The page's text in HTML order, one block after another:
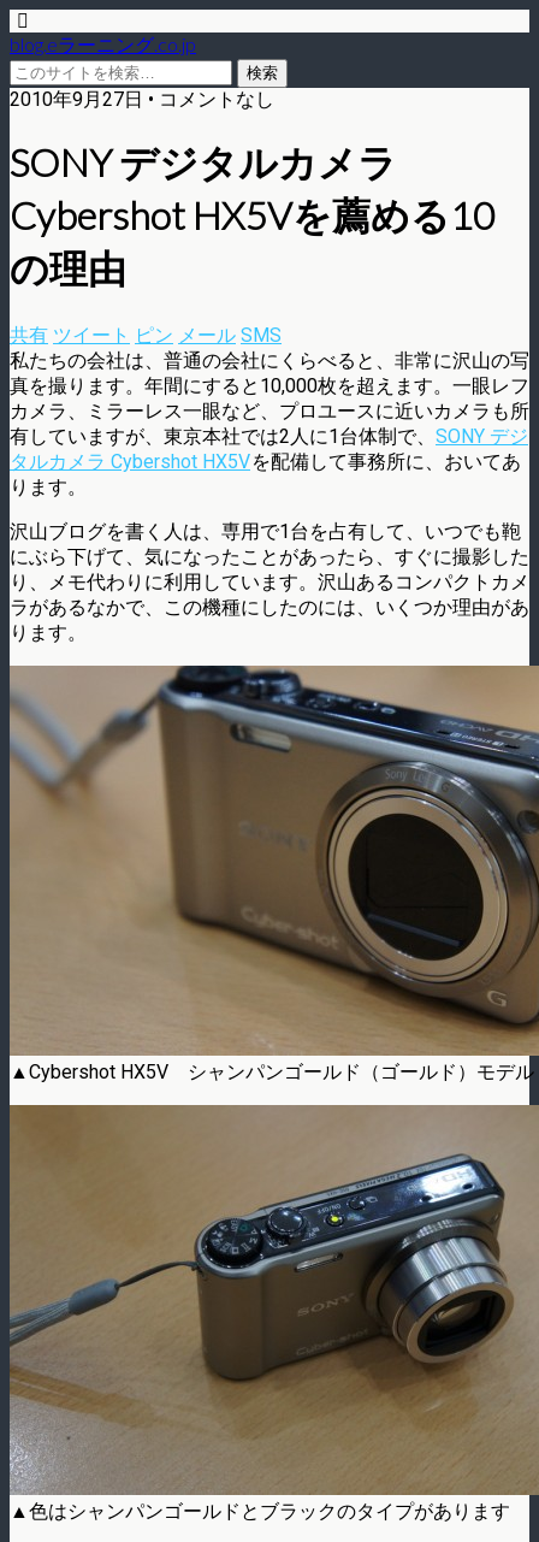
blog.eラーニング.co.jp
2010年9月27日 • コメントなし
SONY デジタルカメラ
Cybershot HX5Vを薦める10
の理由
共有 ツイート ピン メール SMS
私たちの会社は、普通の会社にくらべると、非常に沢山の写
真を撮ります。年間にすると10,000枚を超えます。一眼レフ
カメラ、ミラーレス一眼など、プロユースに近いカメラも所
有していますが、東京本社では2人に1台体制で、 SONY デジ
タルカメラ Cybershot HX5Vを配備して事務所に、おいてあ
ります。
沢山ブログを書く人は、専用で1台を占有して、いつでも鞄
にぶら下げて、気になったことがあったら、すぐに撮影した
り、メモ代わりに利用しています。沢山あるコンパクトカメ
ラがあるなかで、この機種にしたのには、いくつか理由があ
ります。
▲Cybershot HX5V シャンパンゴールド（ゴールド）モデル
▲色はシャンパンゴールドとブラックのタイプがあります